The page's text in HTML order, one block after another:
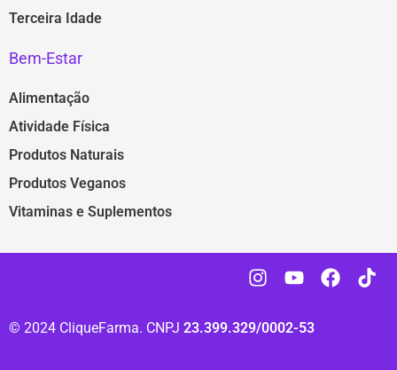
Terceira Idade
Bem-Estar
Alimentação
Atividade Física
Produtos Naturais
Produtos Veganos
Vitaminas e Suplementos
© 2024 CliqueFarma. CNPJ 23.399.329/0002-53